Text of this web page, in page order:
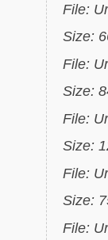
File:
Size:
File:
Size:
File:
Size:
File:
Size:
File: